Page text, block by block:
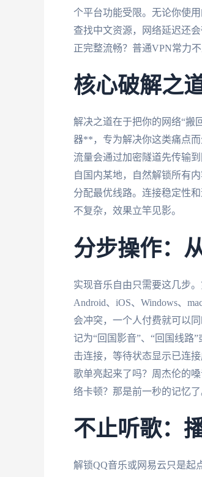
个平台功能受限。无论你使
查找中文资源，网络延迟还
正完整流畅？普通VPN常力不
核心破解之
解决之道在于把你的网络“搬
器**，专为解决你这类痛点
流量会通过加密隧道先传输
自国内某地，自然解锁所有内
分配最优线路。连接稳定性
不复杂，效果立竿见影。
分步操作：
实现音乐自由只需要这几步
Android、iOS、Windows、
会冲突，一个人付费就可以
记为“回国影音”、“回国线路
击连接，等待状态显示已连
歌单亮起来了吗？周杰伦的
络卡顿？那是前一秒的记忆
不止听歌：
解锁QQ音乐或网易云只是起